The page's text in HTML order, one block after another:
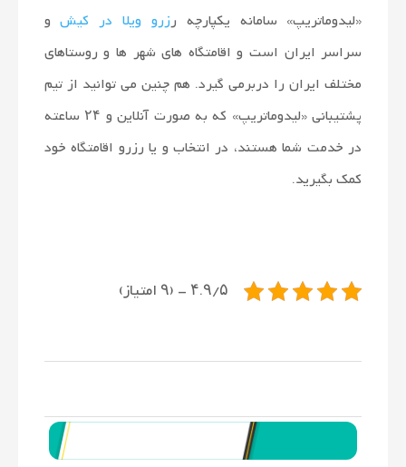
«لیدوماتریپ» سامانه یکپارچه رزرو ویلا در کیشو
سراسر ایران است و اقامتگاه های شهر ها و روستاهای
مختلف ایران را دربرمی گیرد. هم چنین می توانید از تیم
پشتیبانی «لیدوماتریپ» که به صورت آنلاین و ۲۴ ساعته
در خدمت شما هستند، در انتخاب و یا رزرو اقامتگاه خود
کمک بگیرید.
۴.۹/۵ - (۹ امتیاز)